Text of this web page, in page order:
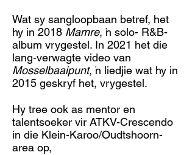
Wat sy sangloopbaan betref, het
hy in 2018 Mamre, ’n solo- R&B-
album vrygestel. In 2021 het die
lang-verwagte video van
Mosselbaaipunt, ’n liedjie wat hy in
2015 geskryf het, vrygestel.
Hy tree ook as mentor en
talentsoeker vir ATKV-Crescendo
in die Klein-Karoo/Oudtshoorn-
area op,